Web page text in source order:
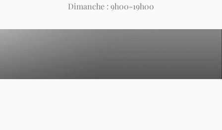
Dimanche : 9h00-19h00